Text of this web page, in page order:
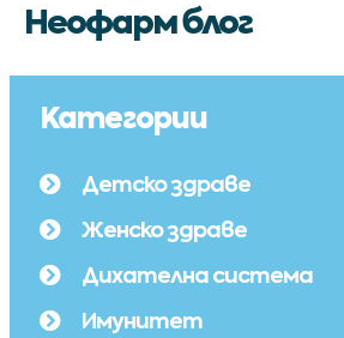
Неофарм блог
Категории
Детско здраве
Женско здраве
Дихателна система
Имунитет